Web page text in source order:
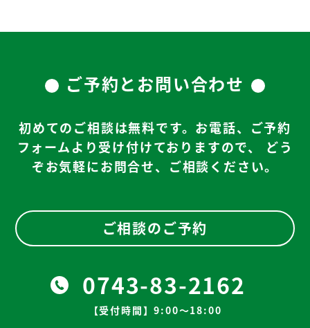
ご予約とお問い合わせ
初めてのご相談は無料です。お電話、ご予約
フォームより受け付けておりますので、
どう
ぞお気軽にお問合せ、ご相談ください。
ご相談のご予約
0743-83-2162
【受付時間】9:00～18:00